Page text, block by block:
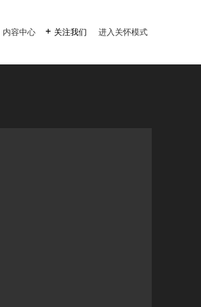
内容中心  关注我们 进入关怀模式